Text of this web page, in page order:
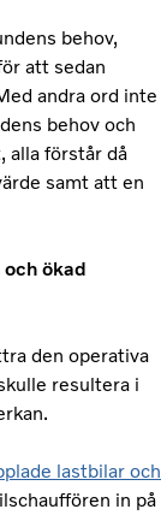
behov,
att sedan
andra ord inte
behov och
alla förstår då
samt att en
ökad
den operativa
resultera i
lastbilar och
in på